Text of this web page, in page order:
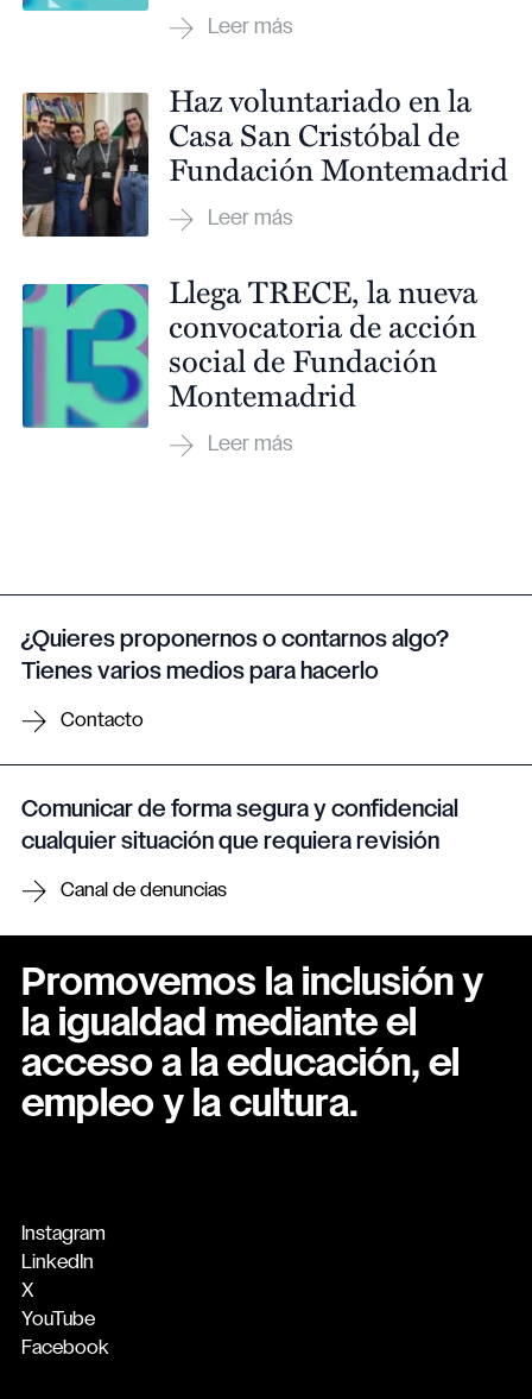
Haz voluntariado en la
Casa San Cristóbal de
Fundación Montemadrid
Llega TRECE, la nueva
convocatoria de acción
social de Fundación
Montemadrid
¿Quieres proponernos o contarnos algo?
Tienes varios medios para hacerlo
Contacto
Comunicar de forma segura y confidencial
cualquier situación que requiera revisión
Canal de denuncias
Promovemos la inclusión y
la igualdad mediante el
acceso a la educación, el
empleo y la cultura.
Instagram
LinkedIn
X
YouTube
Facebook